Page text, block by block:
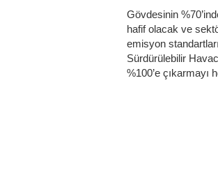
Gövdesinin
hafif olacak ve
emisyon
Sürdürülebilir
%100’e çıkarmayı